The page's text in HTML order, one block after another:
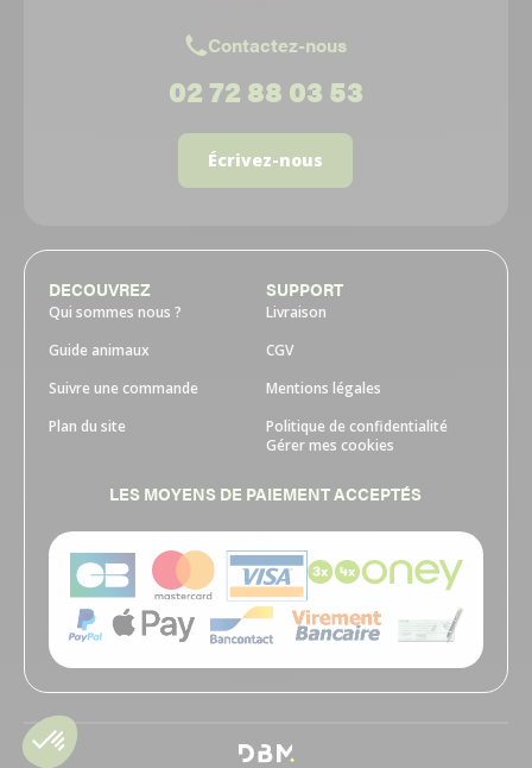
Contactez-nous
02 72 88 03 53
Écrivez-nous
DECOUVREZ
Qui sommes nous ?
Guide animaux
Suivre une commande
Plan du site
SUPPORT
Livraison
CGV
Mentions légales
Politique de confidentialité
Gérer mes cookies
LES MOYENS DE PAIEMENT ACCEPTÉS